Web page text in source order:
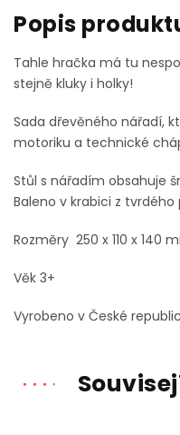
Tahle hračka má tu
stejně kluky i holky!
Sada dřevěného nářadí,
motoriku a technické
Stůl s nářadím obsahuje
Baleno v krabici z tvrdého
Rozměry 250 x 110 x 140
Věk 3+
Vyrobeno v České